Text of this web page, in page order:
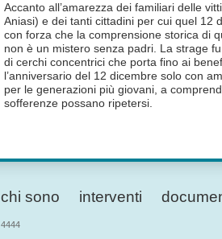
Accanto all’amarezza dei familiari delle
Aniasi) e dei tanti cittadini per cui quel 12
con forza che la comprensione storica di
non è un mistero senza padri. La strage
di cerchi concentrici che porta fino ai
l’anniversario del 12 dicembre solo con
per le generazioni più giovani, a
sofferenze possano ripetersi.
chi sono interventi
4444